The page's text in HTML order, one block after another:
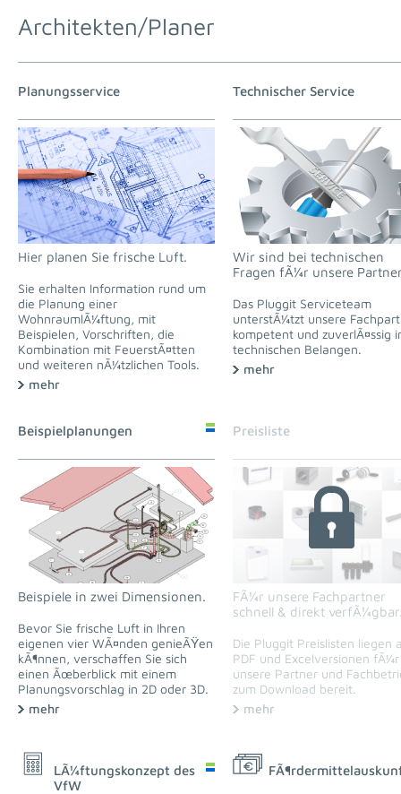
Architekten/Planer
Planungsservice
Hier planen Sie frische Luft.
Sie erhalten Information rund um
die Planung einer
WohnraumlÃ¼ftung, mit
Beispielen, Vorschriften, die
Kombination mit FeuerstÃ¤tten
und weiteren nÃ¼tzlichen Tools.
mehr
Technischer Service
Wir sind bei technischen
Fragen fÃ¼r unsere
Das Pluggit Serviceteam
unterstÃ¼tzt unsere
kompetent und zuverlÃ¤ssig
technischen Belangen.
mehr
Beispielplanungen
Beispiele in zwei Dimensionen.
Bevor Sie frische Luft in Ihren
eigenen vier WÃ¤nden genieÃŸen
kÃ¶nnen, verschaffen Sie sich
einen Ãœberblick mit einem
Planungsvorschlag in 2D oder 3D.
mehr
Preisliste
FÃ¼r unsere Fachpartner
schnell & direkt
Die Pluggit Preislisten liegen
PDF und Excelversionen fÃ¼r
unsere Partner und
zum Download bereit.
mehr
LÃ¼ftungskonzept des
VfW